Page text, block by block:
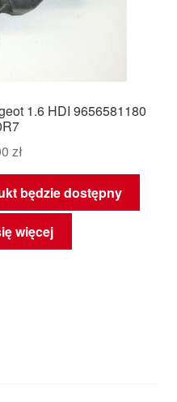
1.6 HDI 9656581180
zł
będzie dostępny
więcej